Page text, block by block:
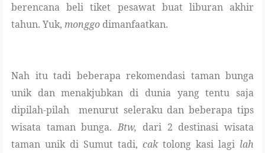
berencana beli tiket pesawat buat liburan akhir
tahun. Yuk, monggo dimanfaatkan.
Nah itu tadi beberapa rekomendasi taman bunga
unik dan menakjubkan di dunia yang tentu saja
dipilah-pilah menurut seleraku dan beberapa tips
wisata taman bunga. Btw, dari 2 destinasi wisata
taman unik di Sumut tadi, caktolong kasi lagi lah